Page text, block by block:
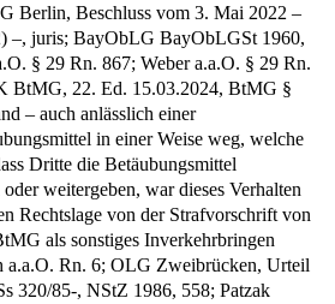
Berlin, Beschluss vom 3. Mai 2022 –
–, juris; BayObLG BayObLGSt 1960,
§ 29 Rn. 867; Weber a.a.O. § 29 Rn.
BtMG, 22. Ed. 15.03.2024, BtMG §
– auch anlässlich einer
in einer Weise weg, welche
Dritte die Betäubungsmittel
weitergeben, war dieses Verhalten
Rechtslage von der Strafvorschrift von
als sonstiges Inverkehrbringen
a.a.O. Rn. 6; OLG Zweibrücken, Urteil
320/85-, NStZ 1986, 558; Patzak